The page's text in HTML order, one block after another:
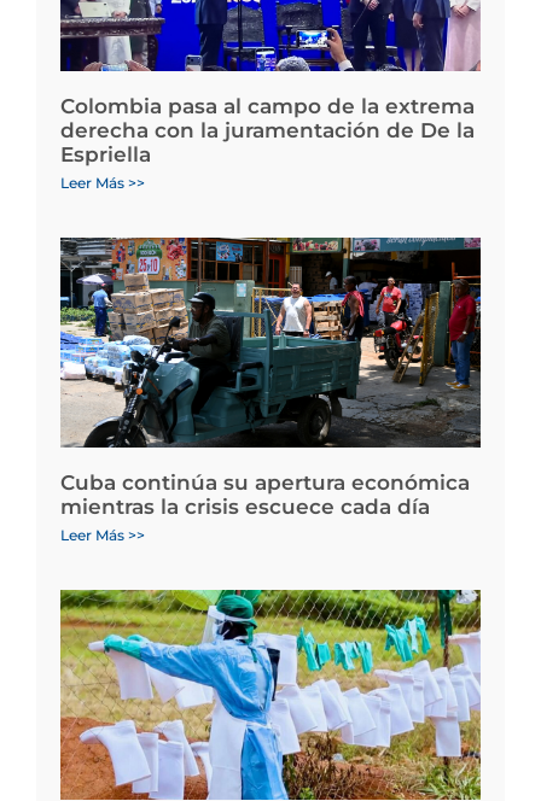
Colombia pasa al campo de la extrema
derecha con la juramentación de De la
Espriella
Leer Más >>
Cuba continúa su apertura económica
mientras la crisis escuece cada día
Leer Más >>